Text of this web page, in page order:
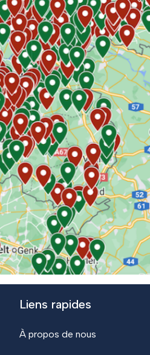
Liens rapides
À propos de nous